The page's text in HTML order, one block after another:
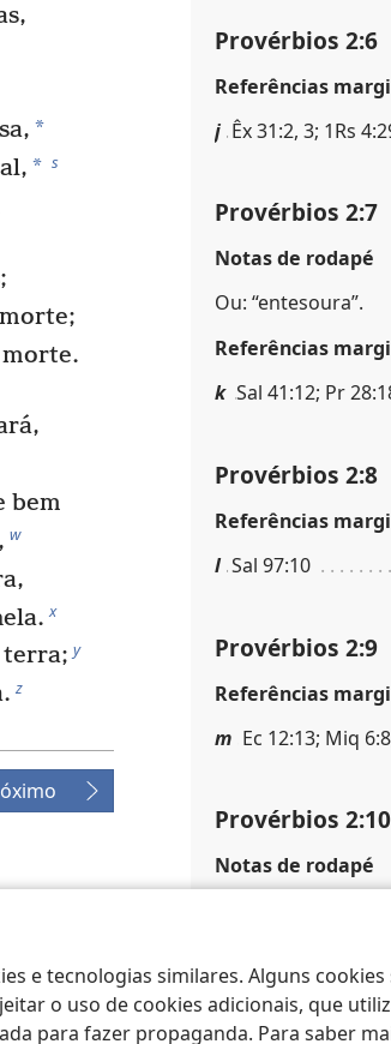
e tecnologias similares. Alguns
o uso de cookies adicionais, que
para fazer propaganda. Para saber
*
* s
bem
w
x
terra; y
z
Provérbios 2:6
Referências
j Êx 31:2, 3; 1Rs
Provérbios 2:7
Notas de rodapé
Ou: “entesoura”.
Referências
k Sal 41:12; Pr
Provérbios 2:8
Referências
l Sal 97:10
Provérbios 2:9
Referências
m Ec 12:13; Miq
Provérbios 2:10
Notas de rodapé
n Sal 119:111